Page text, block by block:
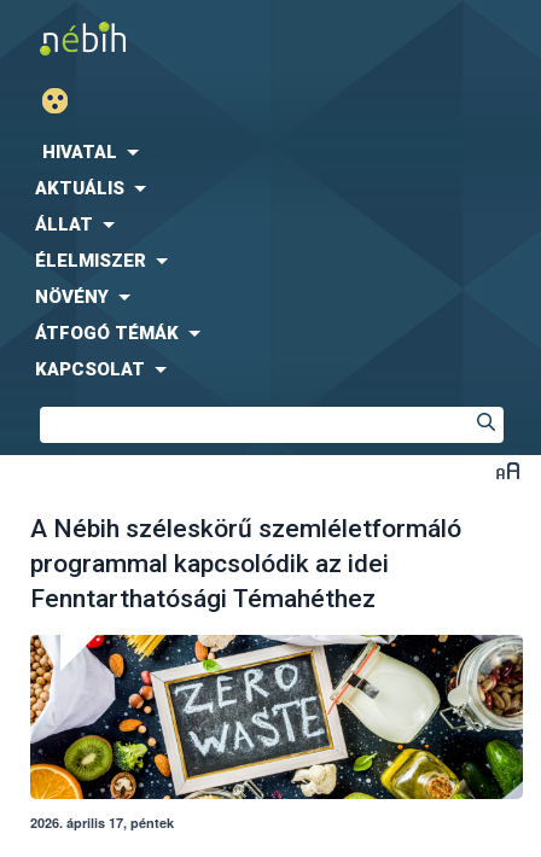
HIVATAL
AKTUÁLIS
ÁLLAT
ÉLELMISZER
NÖVÉNY
ÁTFOGÓ TÉMÁK
KAPCSOLAT
A Nébih széleskörű szemléletformáló
programmal kapcsolódik az idei
Fenntarthatósági Témahéthez
2026. április 17, péntek